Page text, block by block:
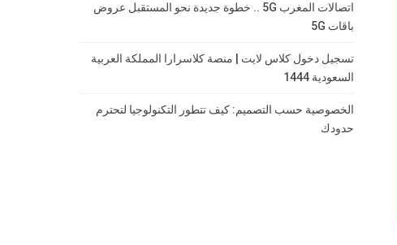
اتصالات المغرب 5G .. خطوة جديدة نحو المستقبل عروض
باقات 5G
تسجيل دخول كلاس لايت | منصة كلاسرارا المملكة العربية
السعودية 1444
الخصوصية حسب التصميم: كيف تتطور التكنولوجيا لتحترم
حدودك